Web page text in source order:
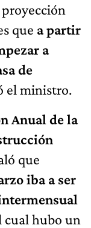
proyección
que a partir
a
de
el ministro.
Anual de la
que
iba a ser
cual hubo un